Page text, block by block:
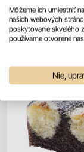
Mohlo by sa
Môžeme ich umiestniť
našich webových
poskytovanie skvelého
používame otvorené
Nie,